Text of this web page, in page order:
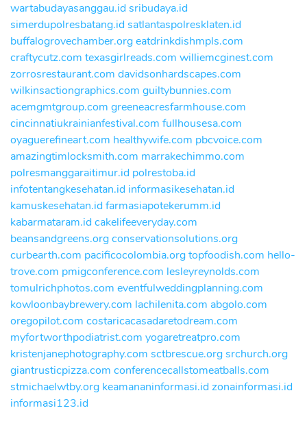
wartabudayasanggau.idsribudaya.id
simerdupolresbatang.idsatlantaspolresklaten.id
buffalogrovechamber.orgeatdrinkdishmpls.com
craftycutz.com texasgirlreads.com williemcginest.com
zorrosrestaurant.com davidsonhardscapes.com
wilkinsactiongraphics.com guiltybunnies.com
acemgmtgroup.com greeneacresfarmhouse.com
cincinnatiukrainianfestival.com fullhousesa.com
oyaguerefineart.com healthywife.com pbcvoice.com
amazingtimlocksmith.com marrakechimmo.com
polresmanggaraitimur.id polrestoba.id
infotentangkesehatan.id informasikesehatan.id
kamuskesehatan.idfarmasiapotekerumm.id
kabarmataram.idcakelifeeveryday.com
beansandgreens.orgconservationsolutions.org
curbearth.com pacificocolombia.orgtopfoodish.com hello-
trove.com pmigconference.com lesleyreynolds.com
tomulrichphotos.com eventfulweddingplanning.com
kowloonbaybrewery.com lachilenita.com abgolo.com
oregopilot.com costaricacasadaretodream.com
myfortworthpodiatrist.com yogaretreatpro.com
kristenjanephotography.com sctbrescue.orgsrchurch.org
giantrusticpizza.com conferencecallstomeatballs.com
stmichaelwtby.org keamananinformasi.idzonainformasi.id
informasi123.id